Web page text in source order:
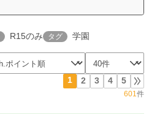
R15のみ タグ 学園
1 2 3 4 5
601件